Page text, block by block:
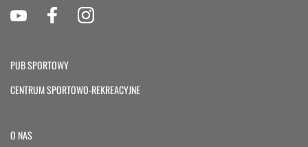
PUB SPORTOWY
CENTRUM SPORTOWO-REKREACYJNE
O NAS